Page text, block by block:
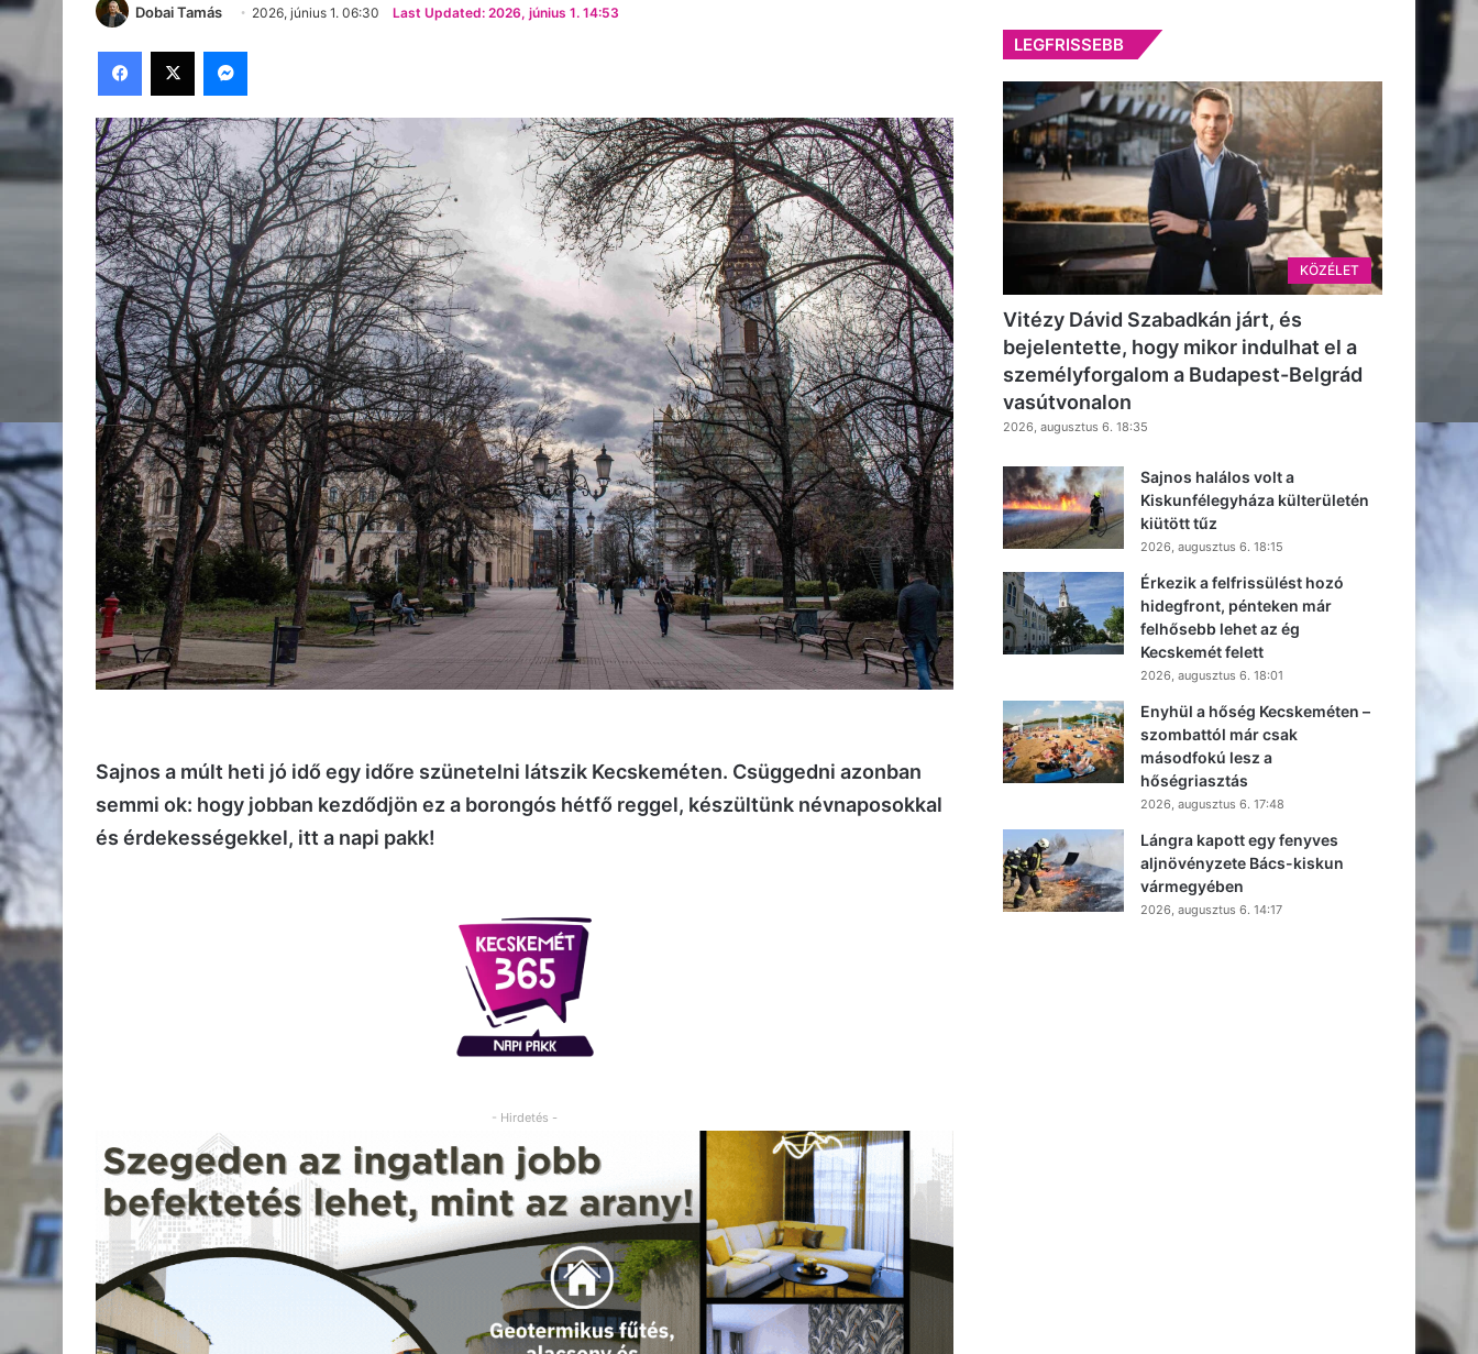
Dobai Tamás 2026, június 1. 06:30 Last Updated: 2026, június 1. 14:53
Facebook
X Messenger
Sajnos a múlt heti jó idő egy időre szünetelni látszik Kecskeméten. Csüggedni azonban
semmi ok: hogy jobban kezdődjön ez a borongós hétfő reggel, készültünk névnaposokkal
és érdekességekkel, itt a napi pakk!
- Hirdetés -
LEGFRISSEBB
KÖZÉLET
Vitézy Dávid Szabadkán járt, és
bejelentette, hogy mikor indulhat el a
személyforgalom a Budapest-Belgrád
vasútvonalon
2026, augusztus 6. 18:35
Sajnos halálos volt a
Kiskunfélegyháza külterületén
kiütött tűz
2026, augusztus 6. 18:15
Érkezik a felfrissülést hozó
hidegfront, pénteken már
felhősebb lehet az ég
Kecskemét felett
2026, augusztus 6. 18:01
Enyhül a hőség Kecskeméten –
szombattól már csak
másodfokú lesz a
hőségriasztás
2026, augusztus 6. 17:48
Lángra kapott egy fenyves
aljnövényzete Bács-kiskun
vármegyében
2026, augusztus 6. 14:17